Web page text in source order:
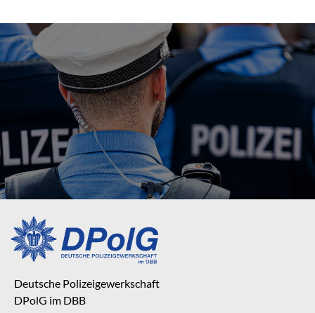
Deutsche Polizeigewerkschaft
DPolG im DBB